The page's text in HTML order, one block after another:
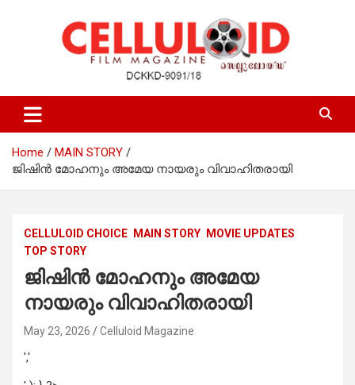
celluloid
Home
MAIN STORY
ജിഷിൻ മോഹനും അമേയ നായരും വിവാഹിതരായി
CELLULOID CHOICE MAIN STORY
MOVIE UPDATES
TOP STORY
ജിഷിൻ മോഹനും അമേയ
നായരും വിവാഹിതരായി
May 23, 2026 Celluloid Magazine
','